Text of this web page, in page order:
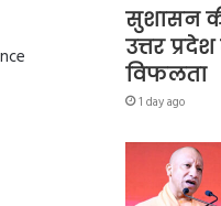
सुशासन
उत्तर
विफलता
1 day ago